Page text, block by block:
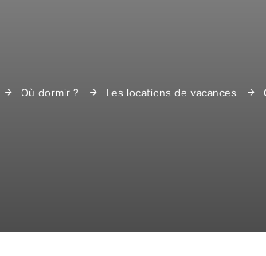
Où dormir ? Les locations de vacances